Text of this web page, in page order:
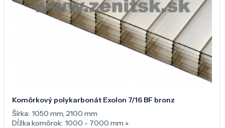
Komôrkový polykarbonát Exolon 7/16 BF bronz
Šírka: 1050 mm, 2100 mm
Dĺžka komôrok: 1000 - 7000 mm »